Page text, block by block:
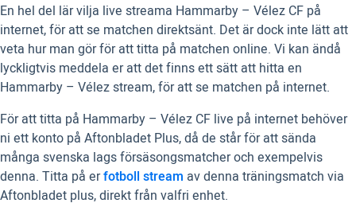
En hel del lär vilja live streama Hammarby – Vélez CF på
internet, för att se matchen direktsänt. Det är dock inte lätt att
veta hur man gör för att titta på matchen online. Vi kan ändå
lyckligtvis meddela er att det finns ett sätt att hitta en
Hammarby – Vélez stream, för att se matchen på internet.
För att titta på Hammarby – Vélez CF live på internet behöver
ni ett konto på Aftonbladet Plus, då de står för att sända
många svenska lags försäsongsmatcher och exempelvis
denna. Titta på erfotboll stream av denna träningsmatch via
Aftonbladet plus, direkt från valfri enhet.